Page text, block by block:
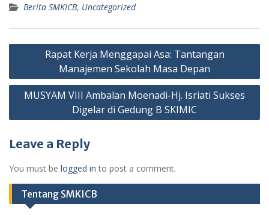
Berita SMKICB, Uncategorized
Post
navigation
Rapat Kerja Menggapai Asa: Tantangan
Manajemen Sekolah Masa Depan
MUSYAM VIII Ambalan Moenadi-Hj. Isriati Sukses
Digelar di Gedung B SKIMIC
Leave a Reply
You must be logged in to post a comment.
Tentang SMKICB